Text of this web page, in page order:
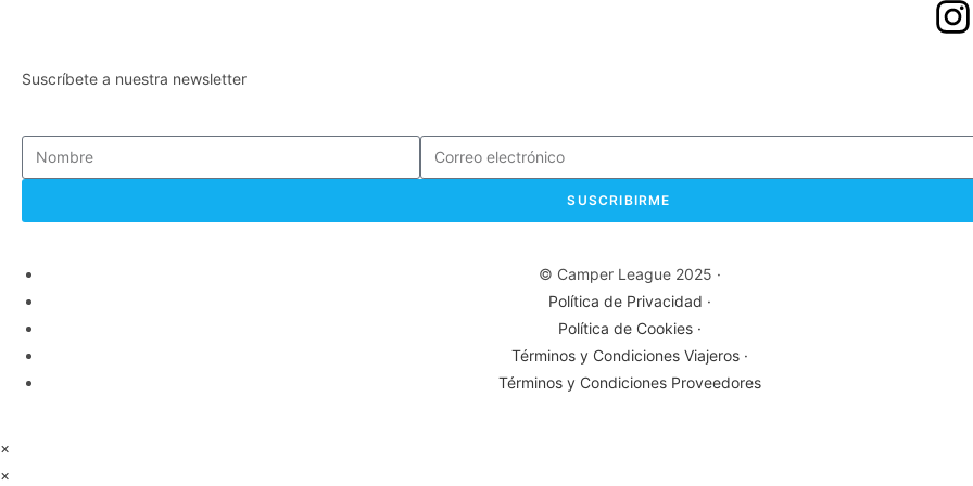
Suscríbete a nuestra newsletter
SUSCRIBIRME
© Camper League 2025 ·
Política de Privacidad ·
Política de Cookies ·
Términos y Condiciones Viajeros ·
Términos y Condiciones Proveedores
×
×